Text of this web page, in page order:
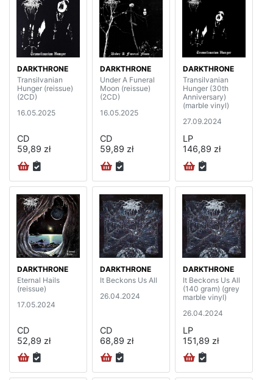
DARKTHRONE
Transilvanian
Hunger (reissue)
(2CD)
16.05.2025
CD
59,89 zł
DARKTHRONE
Under A Funeral
Moon (reissue)
(2CD)
16.05.2025
CD
59,89 zł
DARKTHRONE
Transilvanian
Hunger (30th
Anniversary)
(marble vinyl)
27.09.2024
LP
146,89 zł
DARKTHRONE
Eternal Hails
(reissue)
17.05.2024
CD
52,89 zł
DARKTHRONE
It Beckons Us All
26.04.2024
CD
68,89 zł
DARKTHRONE
It Beckons Us All
(140 gram) (grey
marble vinyl)
26.04.2024
LP
151,89 zł